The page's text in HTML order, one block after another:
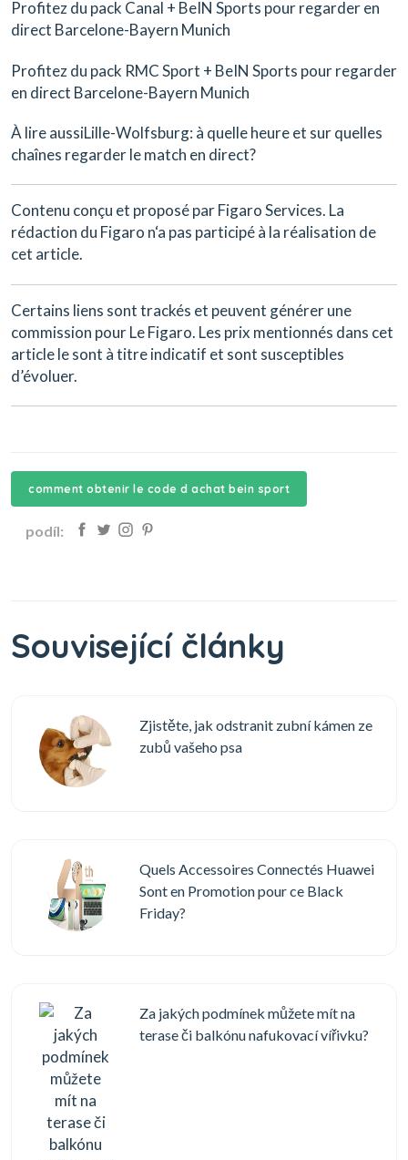
Profitez du pack Canal + BeIN Sports pour regarder en
direct Barcelone-Bayern Munich
Profitez du pack RMC Sport + BeIN Sports pour regarder
en direct Barcelone-Bayern Munich
À lire aussiLille-Wolfsburg: à quelle heure et sur quelles
chaînes regarder le match en direct?
Contenu conçu et proposé par Figaro Services. La
rédaction du Figaro n‘a pas participé à la réalisation de
cet article.
Certains liens sont trackés et peuvent générer une
commission pour Le Figaro. Les prix mentionnés dans cet
article le sont à titre indicatif et sont susceptibles
d’évoluer.
comment obtenir le code d achat bein sport
podíl:
Související články
Zjistěte, jak odstranit zubní kámen ze
zubů vašeho psa
Quels Accessoires Connectés Huawei
Sont en Promotion pour ce Black
Friday?
Za jakých podmínek můžete mít na
terase či balkónu nafukovací vířivku?